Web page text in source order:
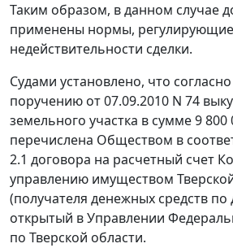
Таким образом, в данном случае
применены нормы, регулирующие
недействительности сделки.
Судами установлено, что
поручению от 07.09.2010 N 74
земельного участка в сумме 9 800
перечислена Обществом в
2.1 договора на расчетный счет
управлению имуществом
(получателя денежных средств по
открытый в Управлении
по Тверской области.